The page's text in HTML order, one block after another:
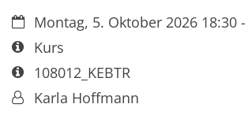
Datum:Montag, 5. Oktober 2026 18:30
Art bzw. Nummer:
Kurs
Art bzw. Nummer:
108012_KEBTR
Von:Karla Hoffmann